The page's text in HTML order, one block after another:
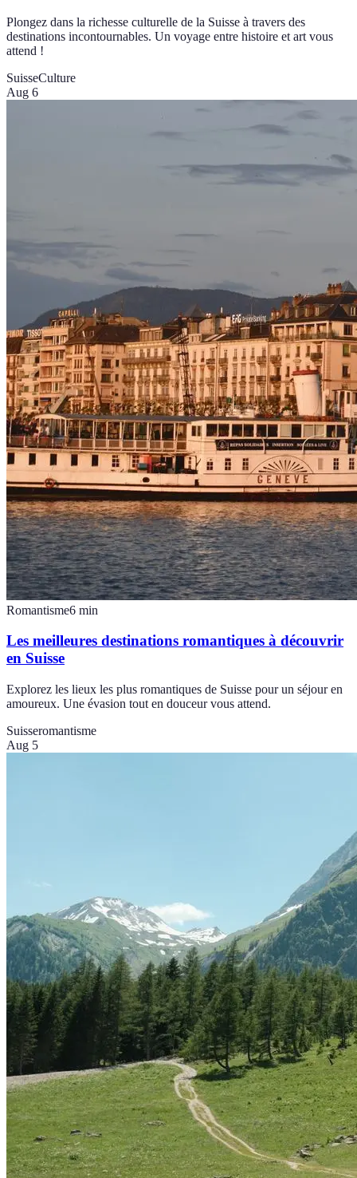
Plongez dans la richesse culturelle de la Suisse à travers des
destinations incontournables. Un voyage entre histoire et art vous
attend !
SuisseCulture
Aug 6
Romantisme6 min
Les meilleures destinations romantiques à découvrir
en Suisse
Explorez les lieux les plus romantiques de Suisse pour un séjour en
amoureux. Une évasion tout en douceur vous attend.
Suisseromantisme
Aug 5